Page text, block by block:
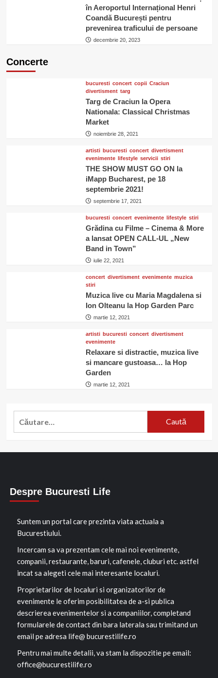
în Aeroportul Internațional Henri
Coandă București pentru
prevenirea traficului de persoane
decembrie 20, 2023
Concerte
bucuresti concert copii Craciun
divertisment targ
Targ de Craciun la Opera
Nationala: Classical Christmas
Market
noiembrie 28, 2021
artisti bucuresti concert divertisment
evenimente lifestyle servicii stiri
THE SHOW MUST GO ON la
iMapp Bucharest, pe 18
septembrie 2021!
septembrie 17, 2021
bucuresti concert evenimente lifestyle stiri
Grădina cu Filme – Cinema & More
a lansat OPEN CALL-UL „New
Band in Town”
iulie 22, 2021
concert divertisment evenimente muzica
stiri
Muzica live cu Maria Magdalena si
Ion Olteanu la Hop Garden Parc
martie 12, 2021
artisti bucuresti concert divertisment
evenimente
Relaxare si distractie, muzica live
si mancare gustoasa… la Hop
Garden
martie 12, 2021
Despre Bucuresti Life
Suntem un portal care prezinta viata actuala a
Bucurestiului.
Incercam sa va prezentam cele mai noi evenimente,
companii, restaurante, baruri, cafenele, cluburi etc. astfel
incat sa alegeti cele mai interesante localuri.
Proprietarilor de localuri si organizatorilor de
evenimente le oferim posibilitatea de a-si publica
descrierea evenimentelor si a companiilor, completand
formularele de contact din bara laterala sau trimitand un
email pe adresa life@ bucurestilife.ro
Pentru mai multe detalii, va stam la dispozitie pe email:
office@bucurestilife.ro